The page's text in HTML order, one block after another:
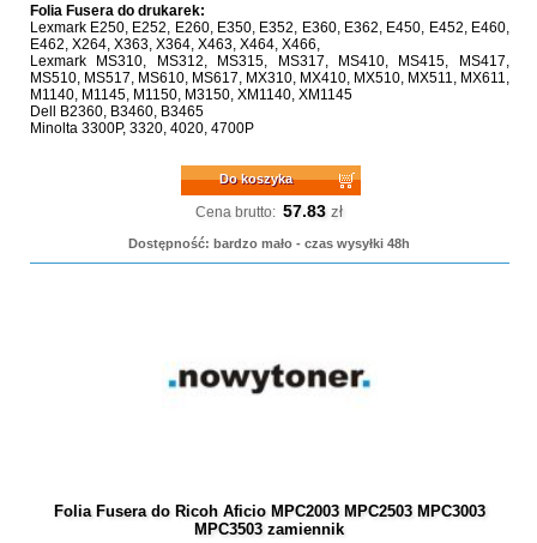
Folia Fusera do drukarek:
Lexmark E250, E252, E260, E350, E352, E360, E362, E450, E452, E460,
E462, X264, X363, X364, X463, X464, X466,
Lexmark MS310, MS312, MS315, MS317, MS410, MS415, MS417,
MS510, MS517, MS610, MS617, MX310, MX410, MX510, MX511, MX611,
M1140, M1145, M1150, M3150, XM1140, XM1145
Dell B2360, B3460, B3465
Minolta 3300P, 3320, 4020, 4700P
Do koszyka
Cena brutto: 57.83 zł
Dostępność: bardzo mało - czas wysyłki 48h
Folia Fusera do Ricoh Aficio MPC2003 MPC2503 MPC3003
MPC3503 zamiennik